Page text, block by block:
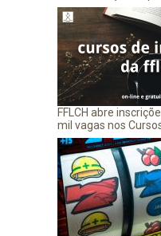
FFLCH abre
mil vagas nos